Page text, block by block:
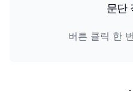
문단
버튼 클릭 한